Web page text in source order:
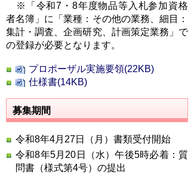
※「令和7・8年度物品等入札参加資格
者名簿」に「業種：その他の業務、細目：
集計・調査、企画研究、計画策定業務」 で
の登録が必要となります。
プロポーザル実施要領(22KB)
仕様書(14KB)
募集期間
令和8年4月27日（月）書類受付開始
令和8年5月20日（水）午後5時必着：質
問書（様式第4号）の提出